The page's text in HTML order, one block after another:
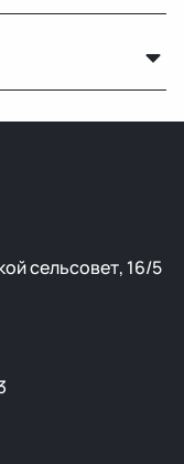
осмотр и
перед
сельсовет, 16/5